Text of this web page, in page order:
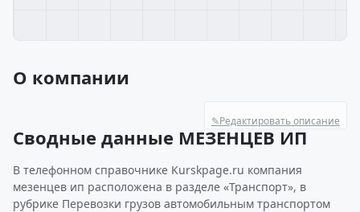
О компании
✎Редактировать описание
Сводные данные МЕЗЕНЦЕВ ИП
В телефонном справочнике Kurskpage.ru компания
мезенцев ип расположена в разделе «Транспорт», в
рубрике Перевозки грузов автомобильным транспортом